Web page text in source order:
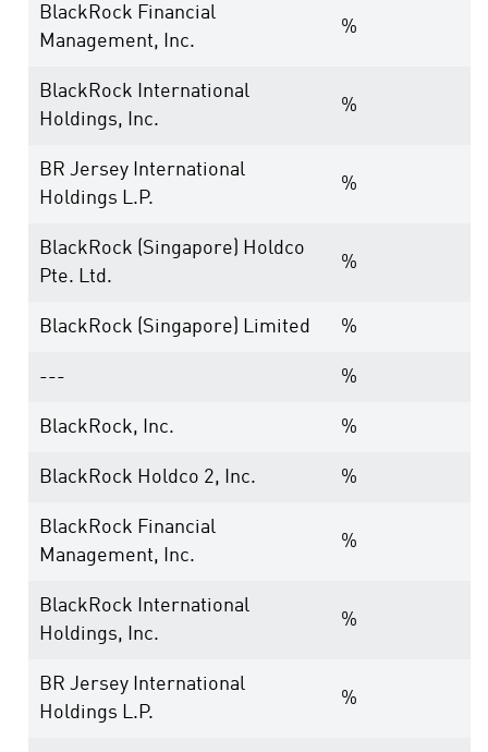
BlackRock Financial
Management, Inc.
%
BlackRock International
Holdings, Inc.
%
BR Jersey International
Holdings L.P.
%
BlackRock (Singapore) Holdco
Pte. Ltd.
%
BlackRock (Singapore) Limited %
--- %
BlackRock, Inc. %
BlackRock Holdco 2, Inc. %
BlackRock Financial
Management, Inc.
%
BlackRock International
Holdings, Inc.
%
BR Jersey International
Holdings L.P.
%